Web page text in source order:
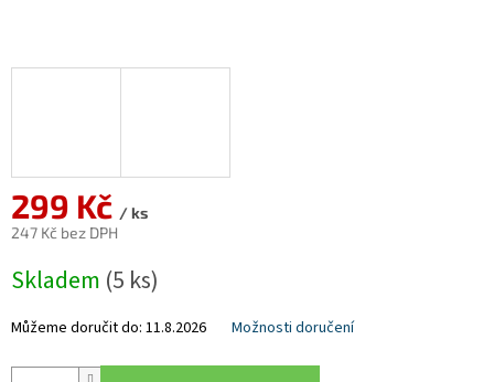
299 Kč / ks
247 Kč bez DPH
cena:
Skladem (5 ks)
Můžeme doručit do: 11.8.2026 Možnosti doručení